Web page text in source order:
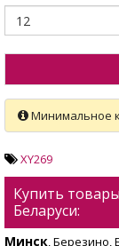
Минимальное
XY269
Купить
Беларуси:
Минск, Березино,